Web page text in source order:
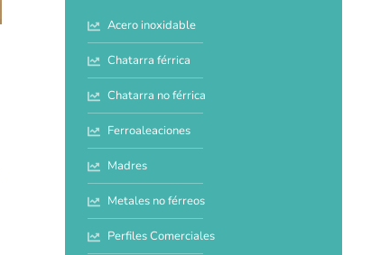
Acero inoxidable
Chatarra férrica
Chatarra no férrica
Ferroaleaciones
Madres
Metales no férreos
Perfiles Comerciales